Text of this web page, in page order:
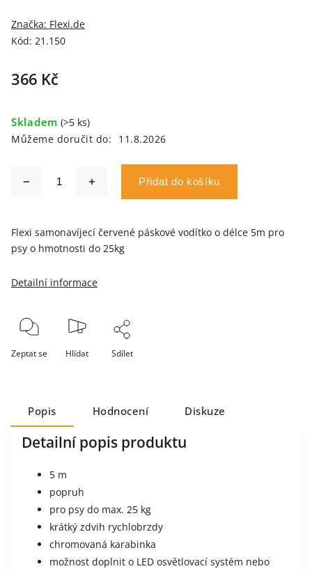
Kód: 21.150
Značka: Flexi.de
366 Kč
Skladem (>5 ks)
Můžeme doručit do:
11.8.2026
Přidat do košíku
Flexi samonavíjecí červené páskové vodítko o délce 5m pro
psy o hmotnosti do 25kg
Detailní informace
Zeptat se Hlídat Sdílet
Popis Hodnocení Diskuze
Detailní popis produktu
5 m
popruh
pro psy do max. 25 kg
krátký zdvih rychlobrzdy
chromovaná karabinka
možnost doplnit o LED osvětlovací systém nebo